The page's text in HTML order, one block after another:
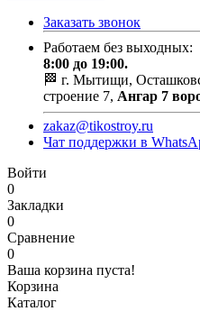
Заказать звонок
Работаем без выходных:
8:00 до 19:00.
🏁 г. Мытищи,
строение 7, Ангар 7
zakaz@tikostroy.ru
Чат поддержки в
Войти
0
Закладки
0
Сравнение
0
Ваша корзина пуста!
Корзина
Каталог